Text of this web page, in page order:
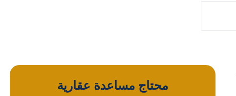
محتاج مساعدة عقارية